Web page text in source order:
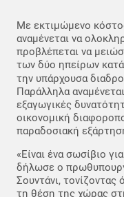
Με εκτιμώμενο
αναμένεται να
προβλέπεται να
των δύο ηπείρων
την υπάρχουσα
Παράλληλα
εξαγωγικές
οικονομική
παραδοσιακή
«Είναι ένα σωσίβιο
δήλωσε ο
Σουντάνι, τονίζοντας
τη θέση της χώρας